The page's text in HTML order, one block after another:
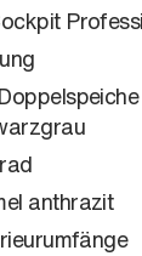
anthrazit